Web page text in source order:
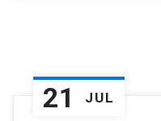
21 JUL